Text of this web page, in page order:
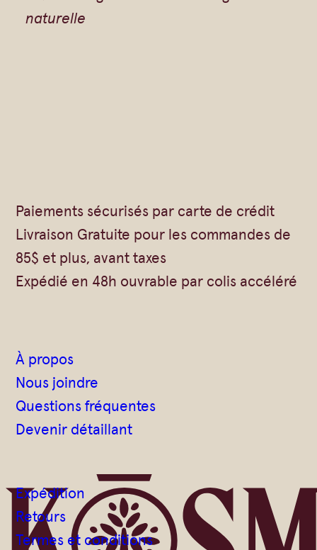
naturelle
t
–
1
5
0
Paiements sécurisés par carte de crédit
Livraison Gratuite pour les commandes de
85$ et plus, avant taxes
Expédié en 48h ouvrable par colis accéléré
À propos
Nous joindre
Questions fréquentes
Devenir détaillant
Expédition
Retours
Termes et conditions